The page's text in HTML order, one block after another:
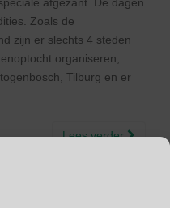
Zoals de
zijn er slechts 4 steden
organiseren;
Tilburg en er
Lees verder